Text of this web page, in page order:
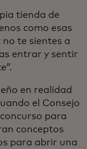
tienda de
como esas
te sientes a
entrar y sentir
en realidad
el Consejo
para
conceptos
para abrir una